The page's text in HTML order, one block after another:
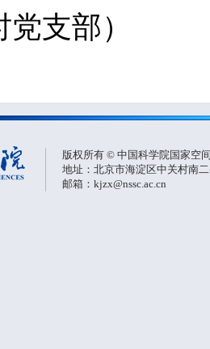
党支部）
版权所有 © 中国科学院国家空
地址：北京市海淀区中关村南
邮箱：kjzx@nssc.ac.cn